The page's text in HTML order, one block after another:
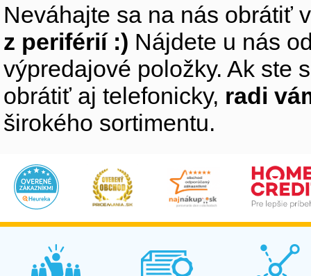
Neváhajte sa na nás obrátiť
z periférií :) Nájdete u nás
výpredajové položky. Ak ste
obrátiť aj telefonicky, radi
širokého sortimentu.